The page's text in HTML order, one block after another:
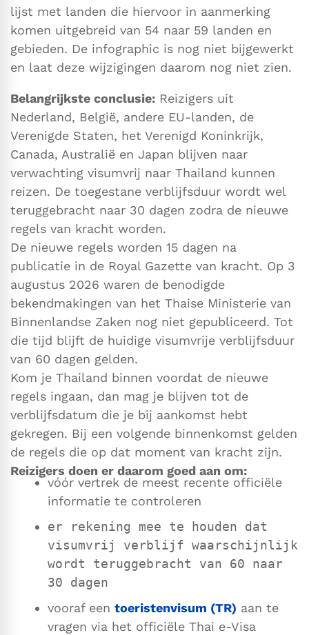
lijst met landen die hiervoor in aanmerking
komen uitgebreid van 54 naar 59 landen en
gebieden. De infographic is nog niet bijgewerkt
en laat deze wijzigingen daarom nog niet zien.
Belangrijkste conclusie: Reizigers uit
Nederland, België, andere EU-landen, de
Verenigde Staten, het Verenigd Koninkrijk,
Canada, Australië en Japan blijven naar
verwachting visumvrij naar Thailand kunnen
reizen. De toegestane verblijfsduur wordt wel
teruggebracht naar 30 dagen zodra de nieuwe
regels van kracht worden.
De nieuwe regels worden 15 dagen na
publicatie in de Royal Gazette van kracht. Op 3
augustus 2026 waren de benodigde
bekendmakingen van het Thaise Ministerie van
Binnenlandse Zaken nog niet gepubliceerd. Tot
die tijd blijft de huidige visumvrije verblijfsduur
van 60 dagen gelden.
Kom je Thailand binnen voordat de nieuwe
regels ingaan, dan mag je blijven tot de
verblijfsdatum die je bij aankomst hebt
gekregen. Bij een volgende binnenkomst gelden
de regels die op dat moment van kracht zijn.
Reizigers doen er daarom goed aan om:
vóór vertrek de meest recente officiële
informatie te controleren
er rekening mee te houden dat
visumvrij verblijf waarschijnlijk
wordt teruggebracht van 60 naar
30 dagen
vooraf een toeristenvisum (TR) aan te
vragen via het officiële Thai e-Visa